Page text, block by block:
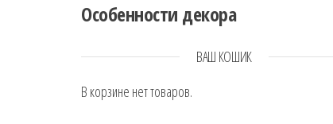
Особенности декора
ВАШ КОШИК
В корзине нет товаров.